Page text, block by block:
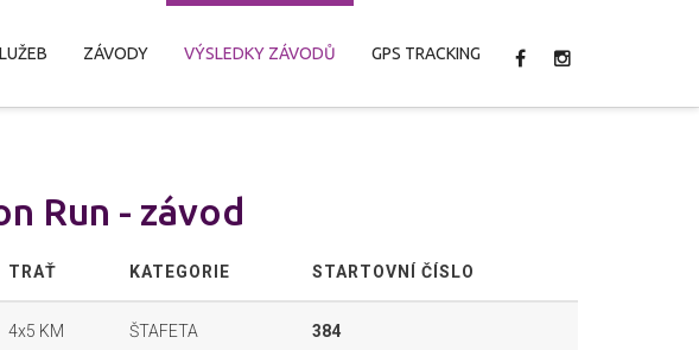
ZÁVODY VÝSLEDKY ZÁVODŮ GPS TRACKING
Run - závod
TRAŤ KATEGORIE STARTOVNÍ ČÍSLO
4x5 KM ŠTAFETA 384